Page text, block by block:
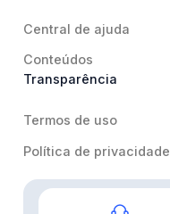
Central de ajuda
Conteúdos
Transparência
Termos de uso
Política de privacidade